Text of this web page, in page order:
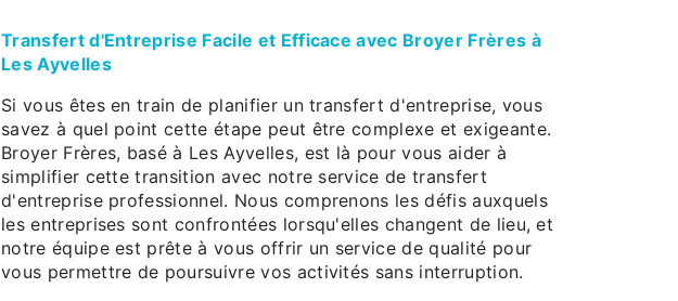
Transfert d'Entreprise Facile et Efficace avec Broyer Frères à
Les Ayvelles
Si vous êtes en train de planifier un transfert d'entreprise, vous
savez à quel point cette étape peut être complexe et exigeante.
Broyer Frères, basé à Les Ayvelles, est là pour vous aider à
simplifier cette transition avec notre service de transfert
d'entreprise professionnel. Nous comprenons les défis auxquels
les entreprises sont confrontées lorsqu'elles changent de lieu, et
notre équipe est prête à vous offrir un service de qualité pour
vous permettre de poursuivre vos activités sans interruption.